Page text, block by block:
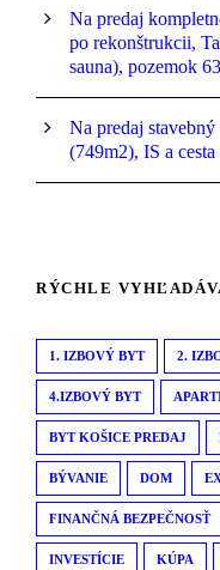
Na predaj
po rekonštrukcii,
sauna), pozemok
Na predaj
(749m2), IS a
RÝCHLE
1. IZBOVÝ BYT 2.
4.IZBOVÝ BYT
BYT KOŠICE PREDAJ
BÝVANIE DOM
FINANČNÁ BEZPEČNOSŤ
INVESTÍCIE KÚPA